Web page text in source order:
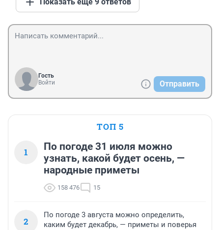
Гость
Войти
Отправить
ТОП 5
1
По погоде 31 июля можно
узнать, какой будет осень, —
народные приметы
158 476 15
2
По погоде 3 августа можно определить,
каким будет декабрь, — приметы и поверья